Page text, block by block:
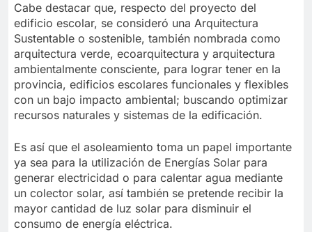
Cabe destacar que, respecto del proyecto del
edificio escolar, se consideró una Arquitectura
Sustentable o sostenible, también nombrada como
arquitectura verde, ecoarquitectura y arquitectura
ambientalmente consciente, para lograr tener en la
provincia, edificios escolares funcionales y flexibles
con un bajo impacto ambiental; buscando optimizar
recursos naturales y sistemas de la edificación.
Es así que el asoleamiento toma un papel importante
ya sea para la utilización de Energías Solar para
generar electricidad o para calentar agua mediante
un colector solar, así también se pretende recibir la
mayor cantidad de luz solar para disminuir el
consumo de energía eléctrica.